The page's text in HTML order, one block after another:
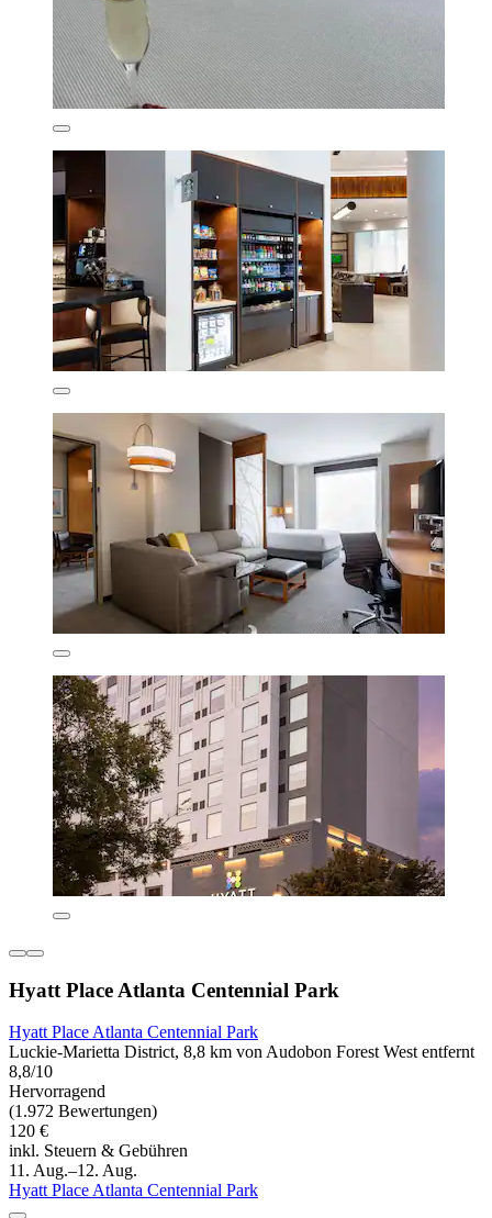
Hyatt Place Atlanta Centennial Park
Hyatt Place Atlanta Centennial Park
Luckie-Marietta District, 8,8 km von Audobon Forest West entfernt
8,8/10
Hervorragend
(1.972 Bewertungen)
120 €
inkl. Steuern & Gebühren
11. Aug.–12. Aug.
Hyatt Place Atlanta Centennial Park